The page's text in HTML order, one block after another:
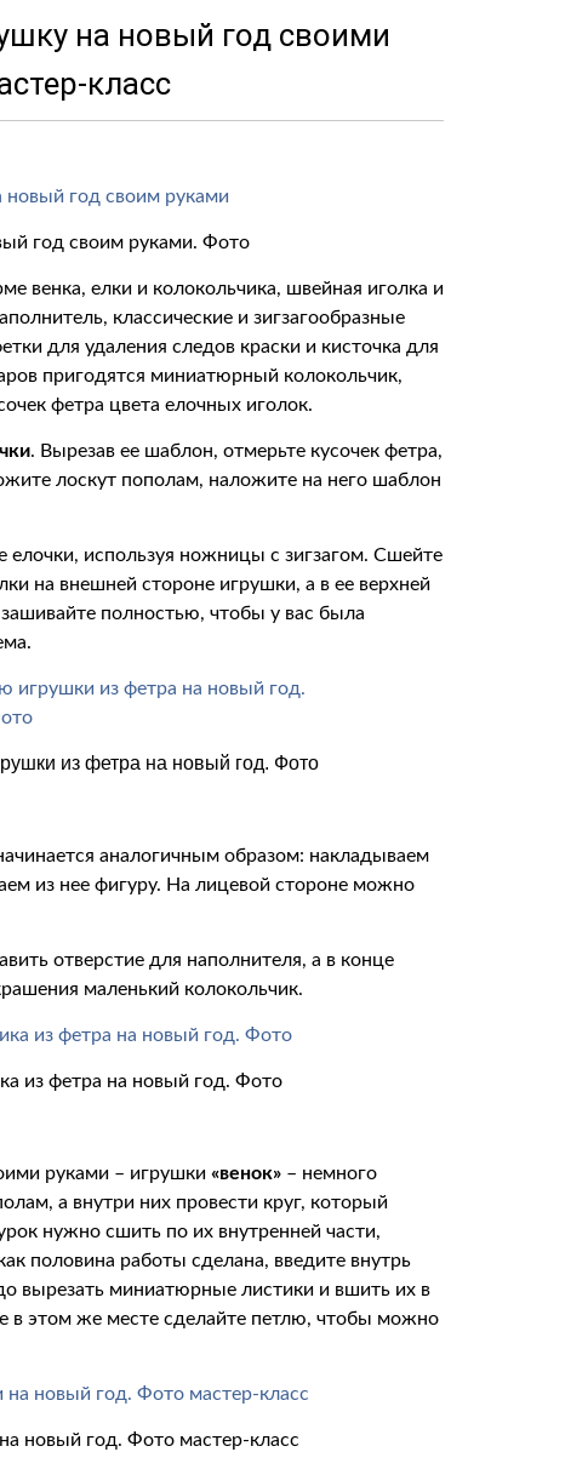
на новый год своими
класс
год своим руками. Фото
венка, елки и колокольчика, швейная иголка и
классические и зигзагообразные
для удаления следов краски и кисточка для
пригодятся миниатюрный колокольчик,
фетра цвета елочных иголок.
. Вырезав ее шаблон, отмерьте кусочек фетра,
лоскут пополам, наложите на него шаблон
елочки, используя ножницы с зигзагом. Сшейте
на внешней стороне игрушки, а в ее верхней
полностью, чтобы у вас была
из фетра на новый год. Фото
аналогичным образом: накладываем
из нее фигуру. На лицевой стороне можно
отверстие для наполнителя, а в конце
маленький колокольчик.
из фетра на новый год. Фото
руками – игрушки«венок» – немного
а внутри них провести круг, который
нужно сшить по их внутренней части,
половина работы сделана, введите внутрь
вырезать миниатюрные листики и вшить их в
в этом же месте сделайте петлю, чтобы можно
новый год. Фото мастер-класс